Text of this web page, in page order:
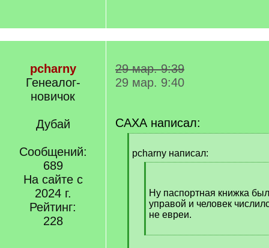
pcharny
Генеалог-
новичок
Дубай
Сообщений:
689
На сайте с
2024 г.
Рейтинг:
228
29 мар. 9:39
29 мар. 9:40
САХА написал:
q
pcharny написал:
]Ну паспортная книжка
управой и человек
не евреи.
[